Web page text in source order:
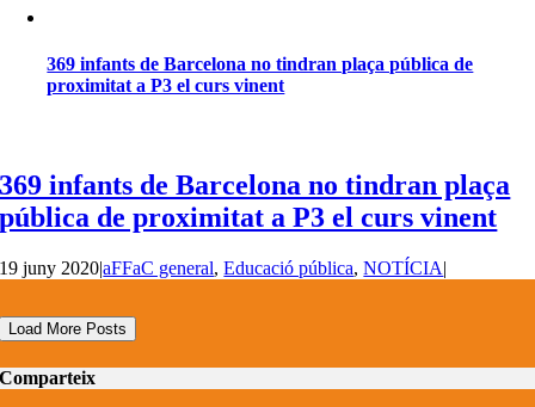
369 infants de Barcelona no tindran plaça pública de
proximitat a P3 el curs vinent
369 infants de Barcelona no tindran plaça
pública de proximitat a P3 el curs vinent
19 juny 2020|aFFaC general,Educació pública,NOTÍCIA|
Load More Posts
Comparteix